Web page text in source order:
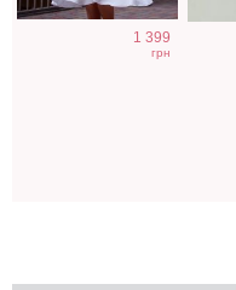
1 399
грн